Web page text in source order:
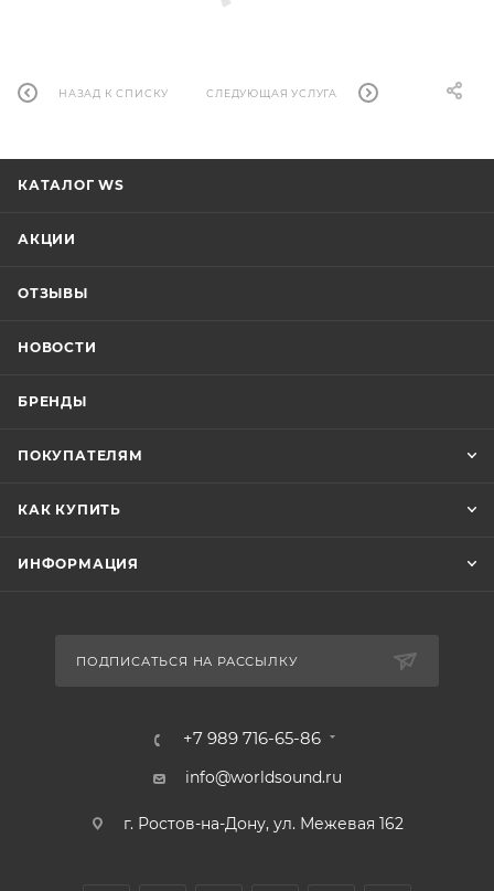
НАЗАД К СПИСКУ СЛЕДУЮЩАЯ УСЛУГА
КАТАЛОГ WS
АКЦИИ
ОТЗЫВЫ
НОВОСТИ
БРЕНДЫ
ПОКУПАТЕЛЯМ
КАК КУПИТЬ
ИНФОРМАЦИЯ
ПОДПИСАТЬСЯ НА РАССЫЛКУ
+7 989 716-65-86
info@worldsound.ru
г. Ростов-на-Дону, ул. Межевая 162